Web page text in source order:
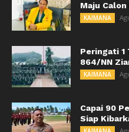
Maju
KAIMANA
Peringati 1
864/NN
KAIMANA
Capai 90
Siap